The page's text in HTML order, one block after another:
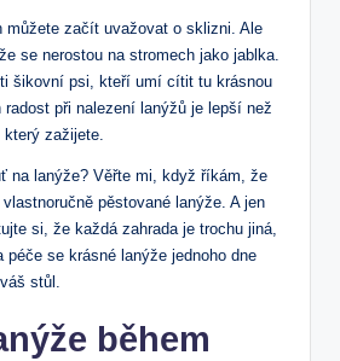
můžete začít uvažovat o sklizni. Ale
se nerostou na stromech jako jablka.
šikovní psi, kteří umí cítit tu krásnou
při nalezení lanýžů je lepší než
zažijete.
na lanýže? Věřte mi, když říkám, že
pěstované lanýže. A jen
si, že každá zahrada je trochu jiná,
péče se krásné lanýže jednoho dne
stůl.
během